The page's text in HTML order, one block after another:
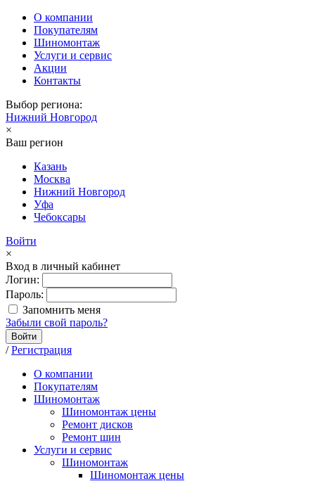
О компании
Покупателям
Шиномонтаж
Услуги и сервис
Акции
Контакты
Выбор региона:
Нижний Новгород
×
Ваш регион
Казань
Москва
Нижний Новгород
Уфа
Чебоксары
Войти
×
Вход в личный кабинет
Логин:
Пароль:
Запомнить меня
Забыли свой пароль?
Войти
/ Регистрация
О компании
Покупателям
Шиномонтаж
Шиномонтаж цены
Ремонт дисков
Ремонт шин
Услуги и сервис
Шиномонтаж
Шиномонтаж цены